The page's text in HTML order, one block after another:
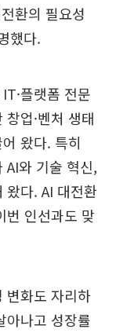
환의 필요성
했다.
플랫폼 전문
업·벤처 생태
왔다. 특히
AI와 기술 혁신,
왔다. AI 대전환
번 인선과도 맞
변화도 자리하
아나고 성장률